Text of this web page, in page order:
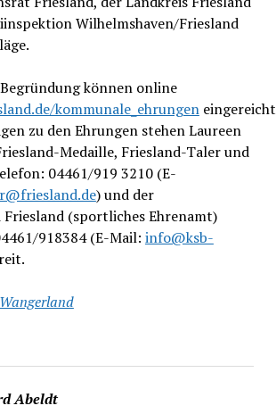
Wilhelmshaven/Friesland
können online
kommunale_ehrungeneingereicht
zu den Ehrungen stehen Laureen
Medaille, Friesland-Taler und
04461/919 3210 (E-
) und der
(sportliches Ehrenamt)
918384 (E-Mail: info@ksb-
Wangerland
Abeldt